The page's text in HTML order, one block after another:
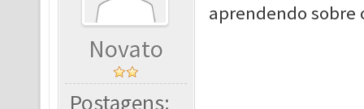
Novato
Postagens:
aprendendo sobre